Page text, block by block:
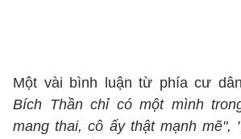
Một vài bình luận từ phía cư
Bích Thần chỉ có một mình
mang thai, cô ấy thật mạnh mẽ",